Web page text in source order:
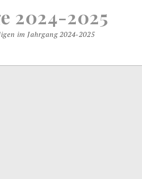
2024-2025
im Jahrgang 2024-2025